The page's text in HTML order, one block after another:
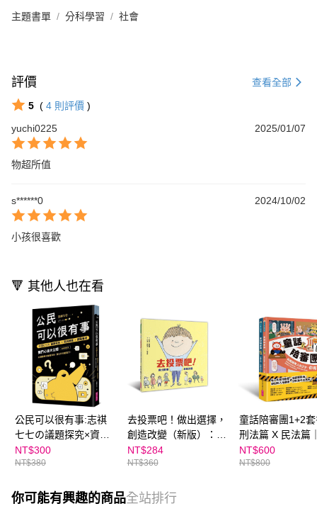
主題書單 分科學習 社會
評價 查看全部
5 ( 4 則評價 )
yuchi0225
2025/01/07
物超所值
s******0 2024/10/02
小孩很喜歡
🔻 其他人也在看
公民可以很有事:志祺
七七の議題探究×資訊
辨識×觀點養成 獨門心
法大公開
NT$300
NT$380
去投票吧！做出選擇，
創造改變（新版）：給
兒童的第一堂民主素養
課
NT$284
NT$360
童話陪審團1+2
刑法篇 X 民法篇
熟能詳的童話故
連結生活的公民
NT$600
NT$800
你可能有興趣的商品全站排行